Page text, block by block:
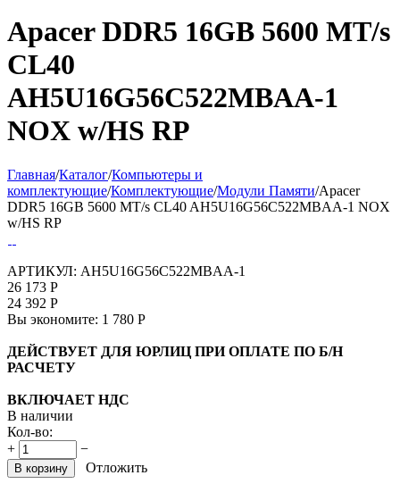
Apacer DDR5 16GB 5600 MT/s
CL40
AH5U16G56C522MBAA-1
NOX w/HS RP
Главная/Каталог/Компьютеры и
комплектующие/Комплектующие/Модули Памяти/Apacer
DDR5 16GB 5600 MT/s CL40 AH5U16G56C522MBAA-1 NOX
w/HS RP
АРТИКУЛ: AH5U16G56C522MBAA-1
26 173 Р
24 392 Р
Вы экономите: 1 780 Р
ДЕЙСТВУЕТ ДЛЯ ЮРЛИЦ ПРИ ОПЛАТЕ ПО Б/Н
РАСЧЕТУ
ВКЛЮЧАЕТ НДС
В наличии
Кол-во:
+
−
В корзину Отложить